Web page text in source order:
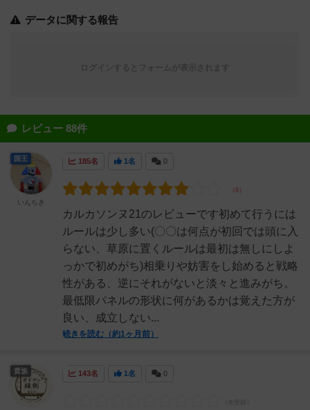
データに関する報告
レビュー 88件
185名 1名 0
カルカソンヌ21のレビューです初めて行うには
ルールは少し多い(〇〇は何点が初回では頭に入
らない、草原に置くルールは最初は無しにしよ
っかで初めがち)相乗りや妨害をし始めると戦略
性がある、逆にそれがないと淡々と進みがち。
最低限パネルの形状に何があるかは覚えた方が
良い、成立しない...
続きを読む（約1ヶ月前）
国王
いんちき
143名 1名 0
貴族